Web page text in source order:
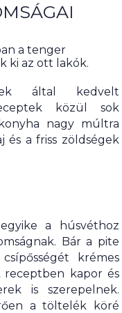
a tenger
ki az ott lakók.
által kedvelt
közül sok
nagy múltra
és a friss zöldségek
a húsvéthoz
Bár a pite
krémes
receptben kapor és
is szerepelnek.
a töltelék köré